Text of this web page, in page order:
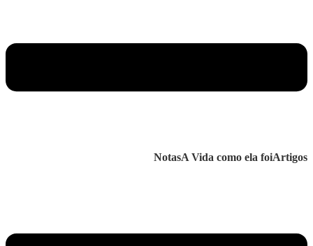
NotasA Vida como ela foiArtigos